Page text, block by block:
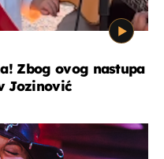
Zbog ovog nastupa
Jozinović